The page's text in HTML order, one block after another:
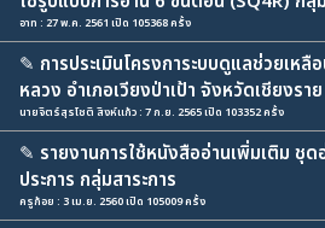
อาท : 27 พ.ค. 2561 เปิด 105368 ครั้ง
✎ การประเมินโครงการะบบดูแลช่วยเหลื
หลวง อำเภอเวียงป่าเป้า จังหวัดเชียงราย
นายจิตร์สุรโชติ สิงห์แก้ว : 7 ก.ย. 2565 เปิด 103352 ครั้ง
✎ รายงานการใช้หนังสืออ่านเพิ่มเติม ชุ
ประการ กลุ่มสาระการ
ครูก้อย : 3 เม.ย. 2560 เปิด 105009 ครั้ง